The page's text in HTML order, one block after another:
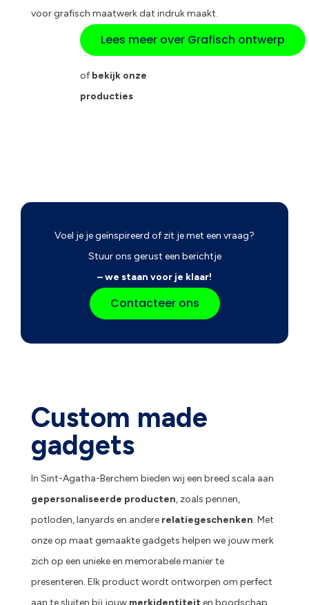
voor grafisch maatwerk dat indruk maakt.
Lees meer over Grafisch ontwerp
ofbekijk onze
producties
Voel je je geïnspireerd of zit je met een vraag?
Stuur ons gerust een berichtje
– we staan voor je klaar!
Contacteer ons
Custom made
gadgets
In Sint-Agatha-Berchem bieden wij een breed scala aan
gepersonaliseerde producten, zoals pennen,
potloden, lanyards en andere relatiegeschenken. Met
onze op maat gemaakte gadgets helpen we jouw merk
zich op een unieke en memorabele manier te
presenteren. Elk product wordt ontworpen om perfect
aan te sluiten bij jouw merkidentiteiten boodschap.